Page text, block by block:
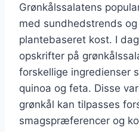
Grønkålssalatens
med sundhedstrends
plantebaseret kost. I
opskrifter på
forskellige ingredienser
quinoa og feta. Disse
grønkål kan tilpasses
smagspræferencer og